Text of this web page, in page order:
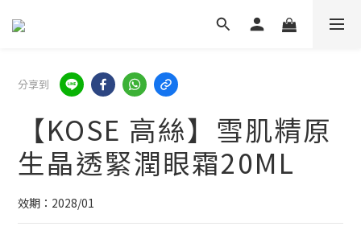
分享到
【KOSE 高絲】雪肌精原
生晶透緊潤眼霜20ML
效期：2028/01